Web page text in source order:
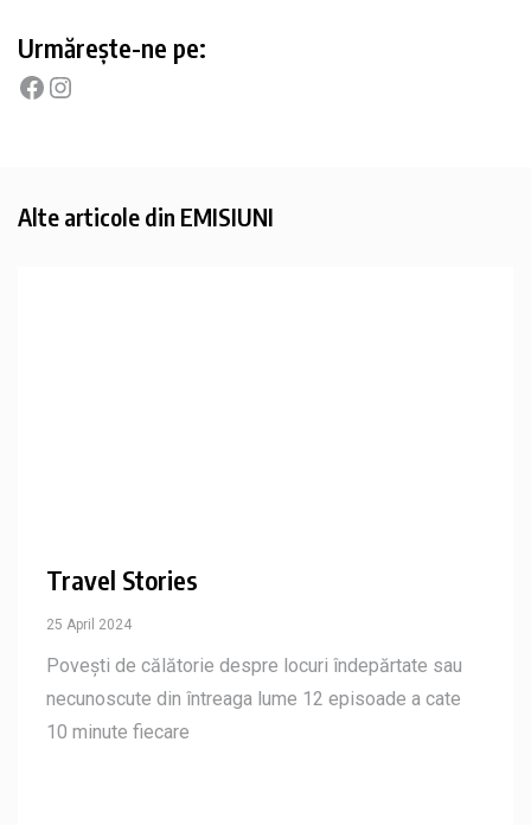
Urmărește-ne pe:
Alte articole din EMISIUNI
Travel Stories
25 April 2024
Povești de călătorie despre locuri îndepărtate sau
necunoscute din întreaga lume 12 episoade a cate
10 minute fiecare